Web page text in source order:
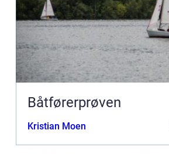
Båtførerprøven
Kristian Moen